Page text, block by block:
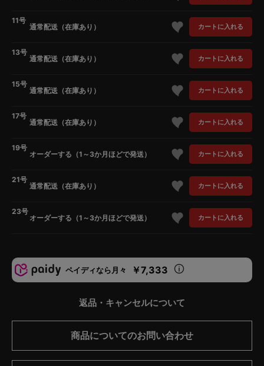
11号
通常配送（在庫あり） カートに入れる
13号
通常配送（在庫あり） カートに入れる
15号
通常配送（在庫あり） カートに入れる
17号
通常配送（在庫あり） カートに入れる
19号
オーダーする（1～3か月ほどで発送） カートに入れる
21号
通常配送（在庫あり） カートに入れる
23号
オーダーする（1～3か月ほどで発送） カートに入れる
ペイディなら月々 ￥7,333
返品・キャンセルについて
商品についてのお問い合わせ